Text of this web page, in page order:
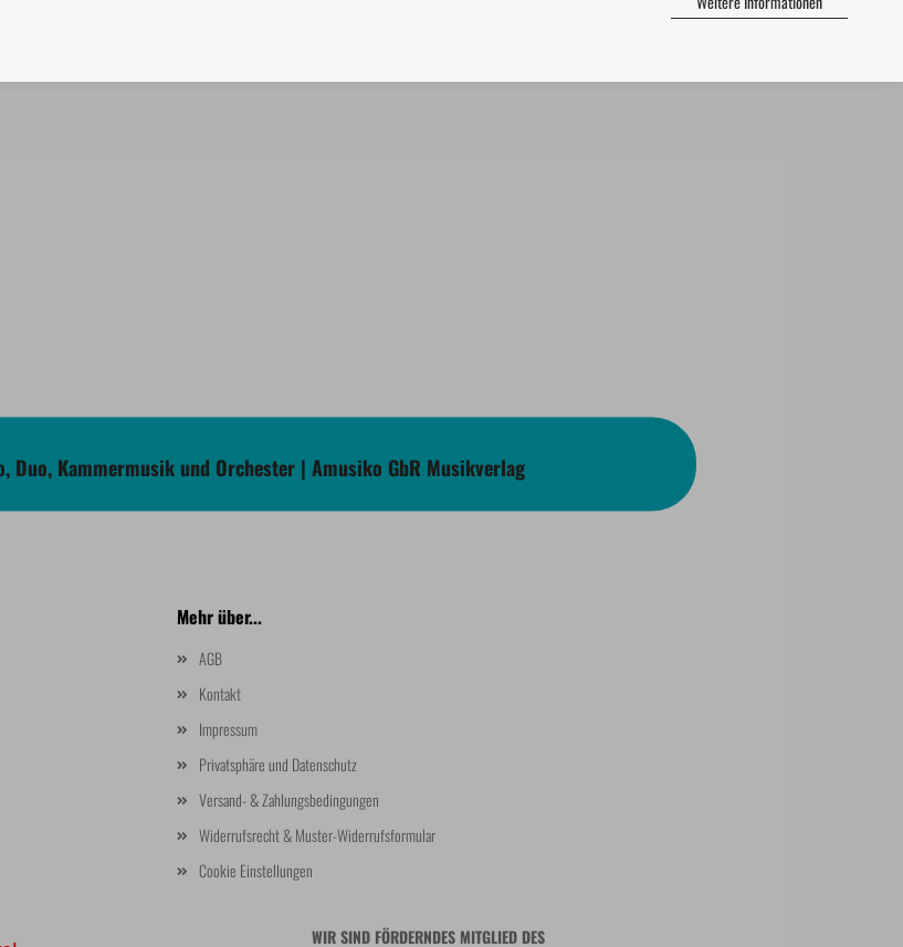
Duo, Kammermusik und Orchester | Amusiko GbR Musikverlag
Mehr über...
AGB
Kontakt
Impressum
Privatsphäre und Datenschutz
Versand- & Zahlungsbedingungen
Widerrufsrecht & Muster-Widerrufsformular
Cookie Einstellungen
WIR SIND FÖRDERNDES MITGLIED DES